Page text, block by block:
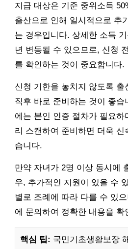
지급 대상은 기준 중위소득
출산으로 인해 일시적으로 추
는 경우입니다. 상세한 소득
년 변동될 수 있으므로, 신청
를 확인하는 것이 중요합니다.
신청 기한을 놓치지 않도록 출
직후 바로 준비하는 것이 좋습
에는 본인 인증 절차가 필요하
리 스캔하여 준비하면 더욱 신
습니다.
만약 자녀가 2명 이상 동시에
우, 추가적인 지원이 있을 수
별로 조례에 따라 다를 수 있
에 문의하여 정확한 내용을 확
핵심 팁: 국민기초생활보장